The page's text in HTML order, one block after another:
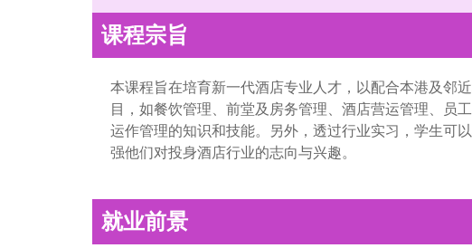
课程宗旨
本课程旨在培育新一代酒店专业人才，以配合本港及邻
目，如餐饮管理、前堂及房务管理、酒店营运管理、员
运作管理的知识和技能。另外，透过行业实习，学生可
强他们对投身酒店行业的志向与兴趣。
就业前景